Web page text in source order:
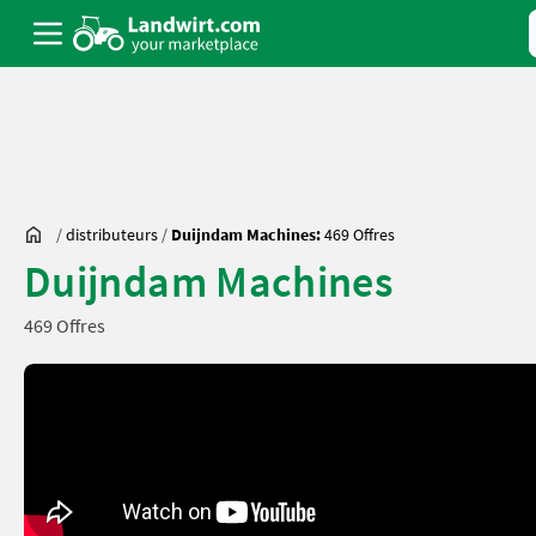
/distributeurs / Duijndam Machines:469 Offres
Duijndam Machines
469 Offres